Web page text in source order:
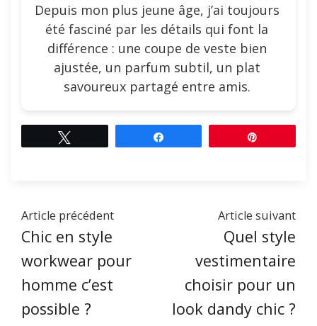
Depuis mon plus jeune âge, j’ai toujours
été fasciné par les détails qui font la
différence : une coupe de veste bien
ajustée, un parfum subtil, un plat
savoureux partagé entre amis.
Article précédent
Chic en style
workwear pour
homme c’est
possible ?
Article suivant
Quel style
vestimentaire
choisir pour un
look dandy chic ?